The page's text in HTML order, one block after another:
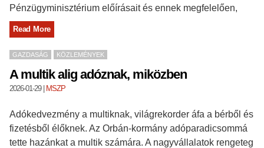
Pénzügyminisztérium előírásait és ennek megfelelően,
Read More
GAZDASÁG KÖZLEMÉNYEK
A multik alig adóznak, miközben
2026-01-29| MSZP
Adókedvezmény a multiknak, világrekorder áfa a bérből és
fizetésből élőknek. Az Orbán-kormány adóparadicsommá
tette hazánkat a multik számára. A nagyvállalatok rengeteg